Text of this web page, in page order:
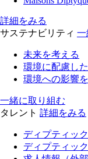
詳細をみる
サステナビリティ 一
未来を考える
環境に配慮し
環境への影響
一緒に取り組む
タレント 詳細をみる
ディプティッ
ディプティッ